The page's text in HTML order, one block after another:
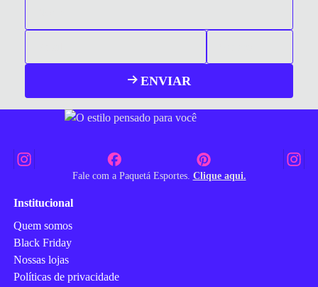
ENVIAR
Fale com a Paquetá Esportes. Clique aqui.
Institucional
Quem somos
Black Friday
Nossas lojas
Políticas de privacidade